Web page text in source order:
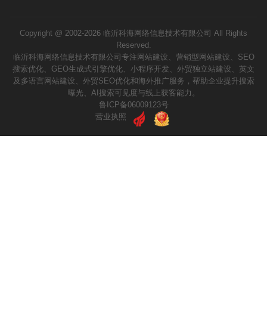
Copyright @ 2002-2026 临沂科海网络信息技术有限公司 All Rights
Reserved.
临沂科海网络信息技术有限公司专注网站建设、营销型网站建设、SEO
搜索优化、GEO生成式引擎优化、小程序开发、外贸独立站建设、英文
及多语言网站建设、外贸SEO优化和海外推广服务，帮助企业提升搜索
曝光、AI搜索可见度与线上获客能力。
鲁ICP备06009123号
营业执照
请输入您的公司名称